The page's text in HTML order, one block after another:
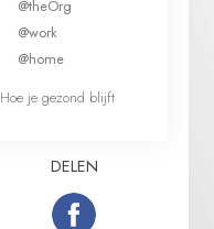
@theOrg
@work
@home
Hoe je gezond blijft
DELEN